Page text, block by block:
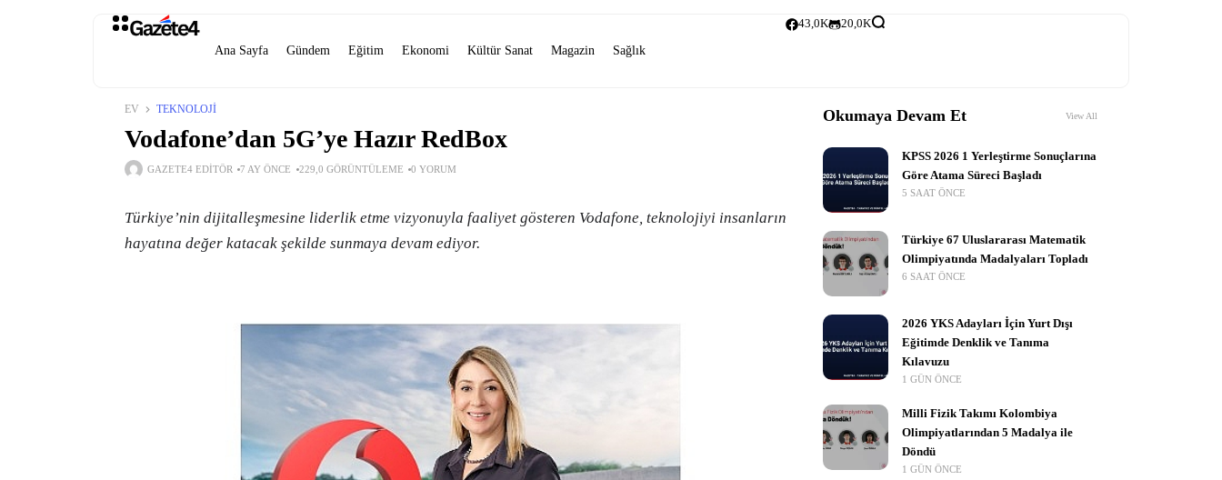
Ana Sayfa Gündem Eğitim Ekonomi Kültür Sanat Magazin Sağlık
43,0K 20,0K
EV TEKNOLOJI
Vodafone’dan 5G’ye Hazır RedBox
GAZETE4 EDITÖR 7 AY ÖNCE 229,0 GÖRÜNTÜLEME 0 YORUM
Türkiye’nin dijitalleşmesine liderlik etme vizyonuyla faaliyet gösteren Vodafone, teknolojiyi insanların
hayatına değer katacak şekilde sunmaya devam ediyor.
Okumaya Devam Et View All
KPSS 2026 1 Yerleştirme Sonuçlarına
Göre Atama Süreci Başladı
5 SAAT ÖNCE
Türkiye 67 Uluslararası Matematik
Olimpiyatında Madalyaları Topladı
6 SAAT ÖNCE
2026 YKS Adayları İçin Yurt Dışı
Eğitimde Denklik ve Tanıma
Kılavuzu
1 GÜN ÖNCE
Milli Fizik Takımı Kolombiya
Olimpiyatlarından 5 Madalya ile
Döndü
1 GÜN ÖNCE